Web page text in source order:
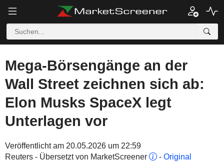
Mega-Börsengänge an der
Wall Street zeichnen sich ab:
Elon Musks SpaceX legt
Unterlagen vor
Veröffentlicht am 20.05.2026 um 22:59
Reuters - Übersetzt von MarketScreener
- Original